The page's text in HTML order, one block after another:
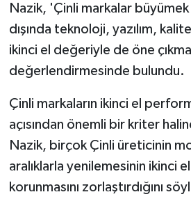
Nazik, 'Çinli markalar
dışında teknoloji, yazılım,
ikinci el değeriyle de öne
değerlendirmesinde bulundu.
Çinli markaların ikinci el
açısından önemli bir kriter
Nazik, birçok Çinli üreticinin
aralıklarla yenilemesinin ikinci
korunmasını zorlaştırdığını